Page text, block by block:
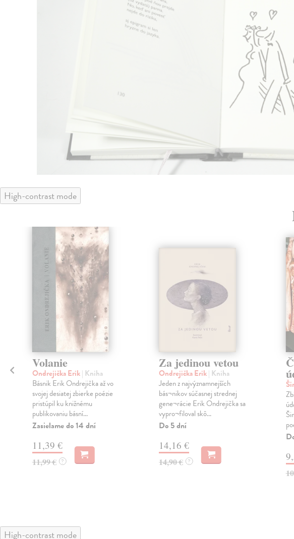
High-contrast mode
Volanie
Ondrejička Erik| Kniha
Básnik Erik Ondrejička až vo
svojej desiatej zbierke poézie
pristúpil ku knižnému
publikovaniu básní...
Zasielame do 14 dní
11,39 €
11,99 € ?
Za jedinou vetou
Ondrejička Erik| Kniha
Jeden z najvýznamnejších
bás¬nikov súčasnej strednej
gene¬rácie Erik Ondrejička sa
vypro¬filoval skô...
Do 5 dní
14,16 €
14,90 € ?
High-contrast mode